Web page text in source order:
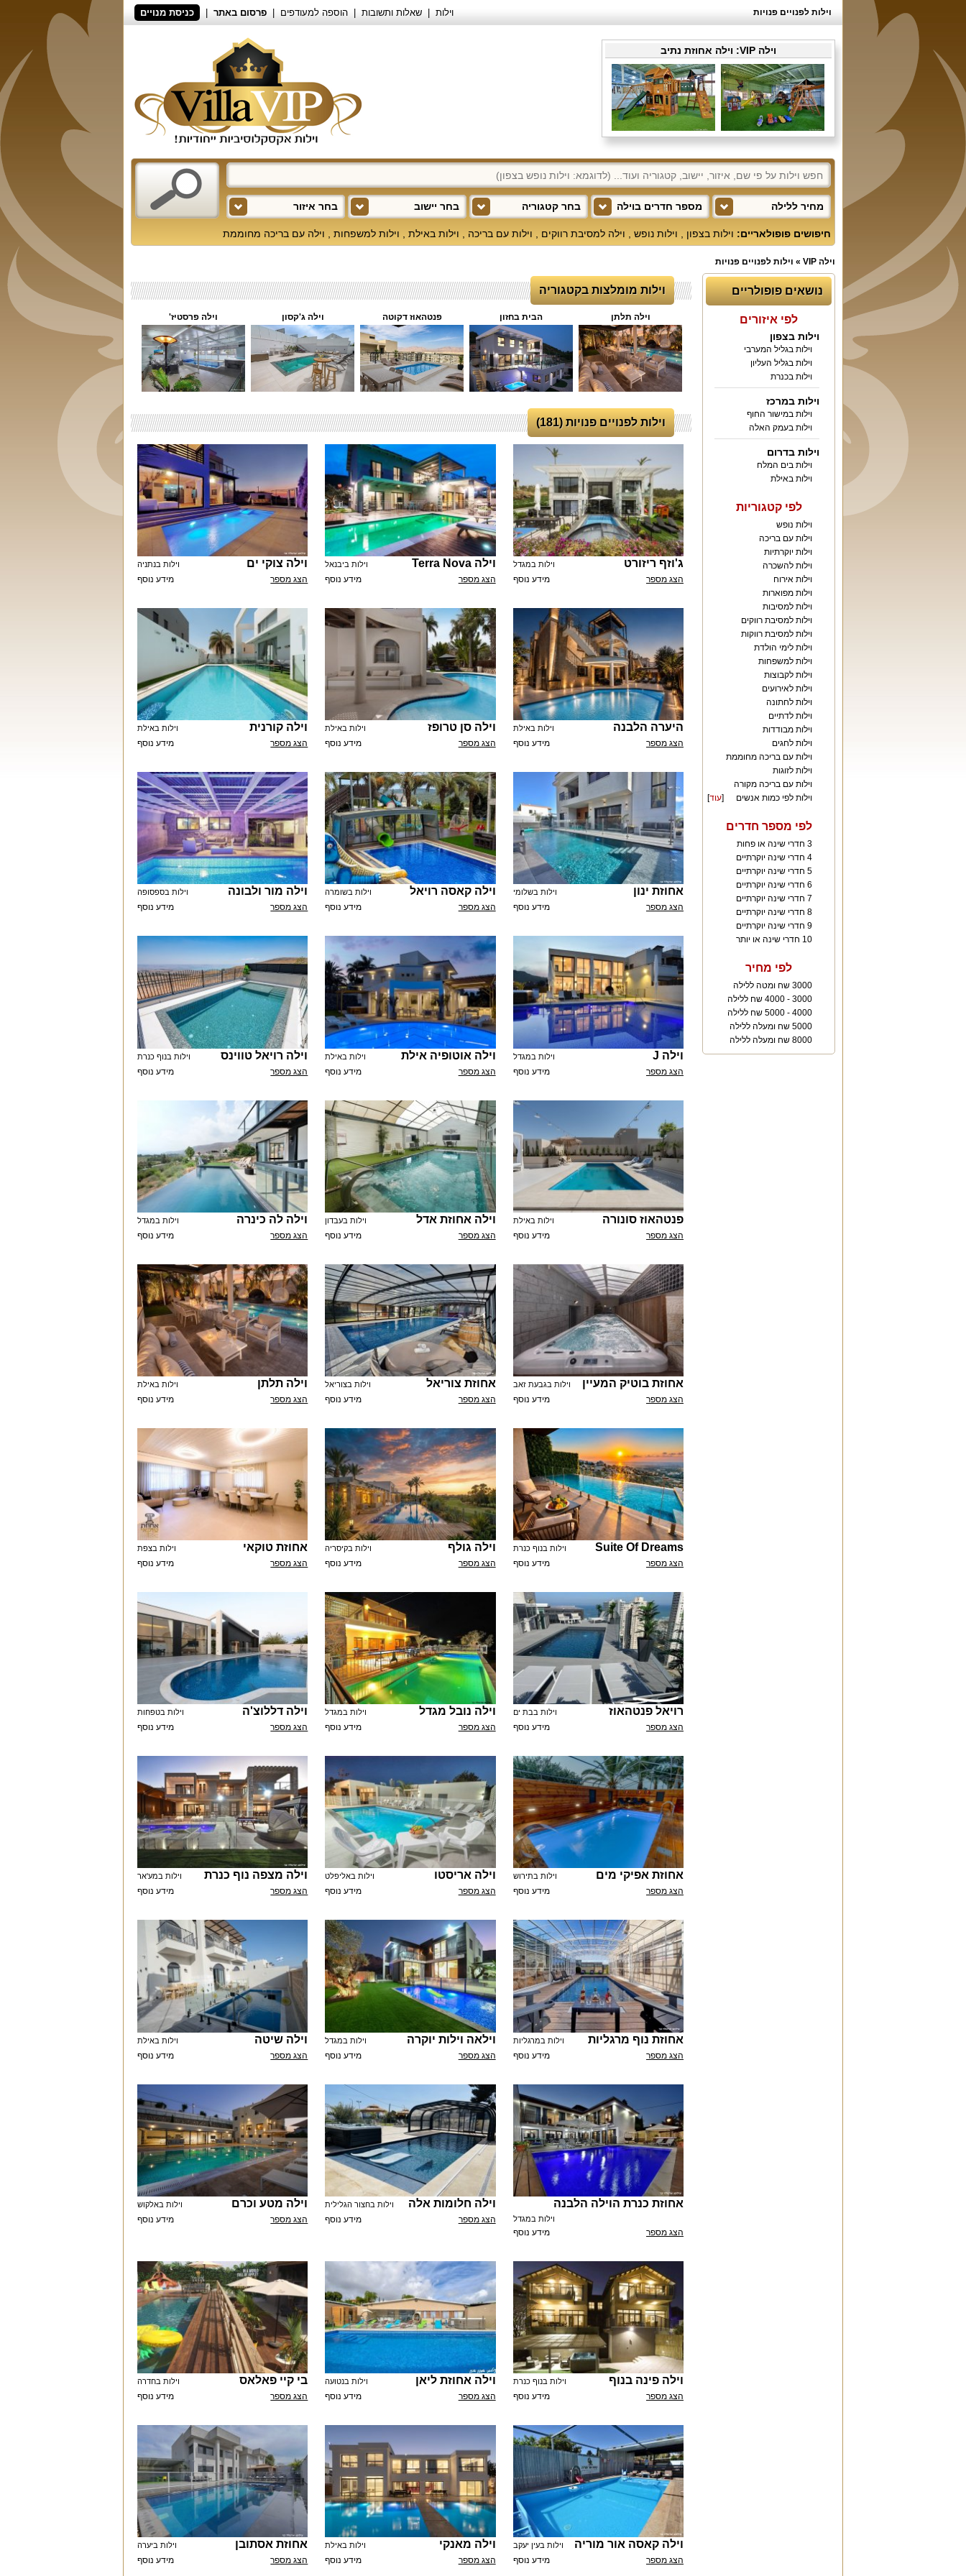
וילות לפנויים פנויות וילות שאלות ותשובות הוספה למעודפים פרסום באתר כניסת מנויים
וילה VIP: וילה אחוזת נתיב
בחר איזור בחר יישוב בחר קטגוריה מספר חדרים בוילה מחיר ללילה
חיפושים פופולאריים: וילות בצפון וילות נופש וילה למסיבת רווקים וילות עם בריכה וילות באילת וילות למשפחות וילה עם בריכה מחוממת
וילה VIP » וילות לפנויים פנויות
נושאים פופולריים
לפי איזורים
וילות בצפון
וילות בגליל המערבי
וילות בגליל העליון
וילות בכנרת
וילות במרכז
וילות במישור החוף
וילות בעמק האלה
וילות בדרום
וילות בים המלח
וילות באילת
לפי קטגוריות
וילות נופש
וילות עם בריכה
וילות יוקרתיות
וילות להשכרה
וילות אירוח
וילות מפוארות
וילות למסיבות
וילות למסיבת רווקים
וילות למסיבת רווקות
וילות לימי הולדת
וילות למשפחות
וילות לקבוצות
וילות לאירועים
וילות לחתונה
וילות לדתיים
וילות מבודדות
וילות לחגים
וילות עם בריכה מחוממת
וילות לזוגות
וילות עם בריכה מקורה
וילות לפי כמות אנשים
[עוד]
לפי מספר חדרים
3 חדרי שינה או פחות
4 חדרי שינה יוקרתיים
5 חדרי שינה יוקרתיים
6 חדרי שינה יוקרתיים
7 חדרי שינה יוקרתיים
8 חדרי שינה יוקרתיים
9 חדרי שינה יוקרתיים
10 חדרי שינה או יותר
לפי מחיר
3000 שח ומטה ללילה
3000 - 4000 שח ללילה
4000 - 5000 שח ללילה
5000 שח ומעלה ללילה
8000 שח ומעלה ללילה
וילות מומלצות בקטגוריה
וילה תלתן הבית בחזון פנטהאוז דקוטה וילה ג'קסון וילה פרסטיז'
וילות לפנויים פנויות (181)
ג'וזף ריזורט וילות במגדל
מידע נוסף הצג מספר
וילה Terra Nova וילות ביבנאל
מידע נוסף הצג מספר
וילה צוקי ים וילות בנתניה
מידע נוסף הצג מספר
היערה הלבנה וילות באילת
מידע נוסף הצג מספר
וילה סן טרופז וילות באילת
מידע נוסף הצג מספר
וילה קורנית וילות באילת
מידע נוסף הצג מספר
אחוזת ינון וילות בשלומי
מידע נוסף הצג מספר
וילה קאסה רויאל וילות בשומרה
מידע נוסף הצג מספר
וילה מור ולבונה וילות בספסופה
מידע נוסף הצג מספר
וילה J וילות במגדל
מידע נוסף הצג מספר
וילה אוטופיה אילת וילות באילת
מידע נוסף הצג מספר
וילה רויאל טווינס וילות בנוף כנרת
מידע נוסף הצג מספר
פנטהאוז סונורה וילות באילת
מידע נוסף הצג מספר
וילה אחוזת אדל וילות בעבדון
מידע נוסף הצג מספר
וילה לה כינרה וילות במגדל
מידע נוסף הצג מספר
אחוזת בוטיק המעיין וילות בגבעת זאב
מידע נוסף הצג מספר
אחוזת צוריאל וילות בצוריאל
מידע נוסף הצג מספר
וילה תלתן וילות באילת
מידע נוסף הצג מספר
Suite Of Dreams וילות בנוף כנרת
מידע נוסף הצג מספר
וילה גולף וילות בקיסריה
מידע נוסף הצג מספר
אחוזת טוקאי וילות בצפת
מידע נוסף הצג מספר
רויאל פנטהאוז וילות בבת ים
מידע נוסף הצג מספר
וילה נובל מגדל וילות במגדל
מידע נוסף הצג מספר
וילה דללוצ'ה וילות בטפחות
מידע נוסף הצג מספר
אחוזת אפיקי מים וילות בתירוש
מידע נוסף הצג מספר
וילה אריסטו וילות באליפלט
מידע נוסף הצג מספר
וילה מצפה נוף כנרת וילות במע'אר
מידע נוסף הצג מספר
אחוזת נוף מרגליות וילות במרגליות
מידע נוסף הצג מספר
וילאה וילות יוקרה וילות במגדל
מידע נוסף הצג מספר
וילה שיטה וילות באילת
מידע נוסף הצג מספר
אחוזת כנרת הוילה הלבנה
וילות במגדל
מידע נוסף הצג מספר
וילה חלומות אלה וילות בחצור הגלילית
מידע נוסף הצג מספר
וילה מטע וכרם וילות באלקוש
מידע נוסף הצג מספר
וילה פינה בנוף וילות בנוף כנרת
מידע נוסף הצג מספר
וילה אחוזת ליאן וילות בנטועה
מידע נוסף הצג מספר
בי קיי פאלאס וילות בחדרה
מידע נוסף הצג מספר
וילה קאסה אור מוריה וילות בעין יעקב
מידע נוסף הצג מספר
וילה מאנקי וילות באילת
מידע נוסף הצג מספר
אחוזת אסתובן וילות ביערה
מידע נוסף הצג מספר